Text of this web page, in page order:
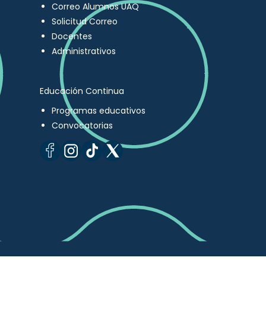
Correo Alumnos UAQ
Solicitud Correo
Docentes
Administrativos
Educación Continua
Programas educativos
Convocatorias